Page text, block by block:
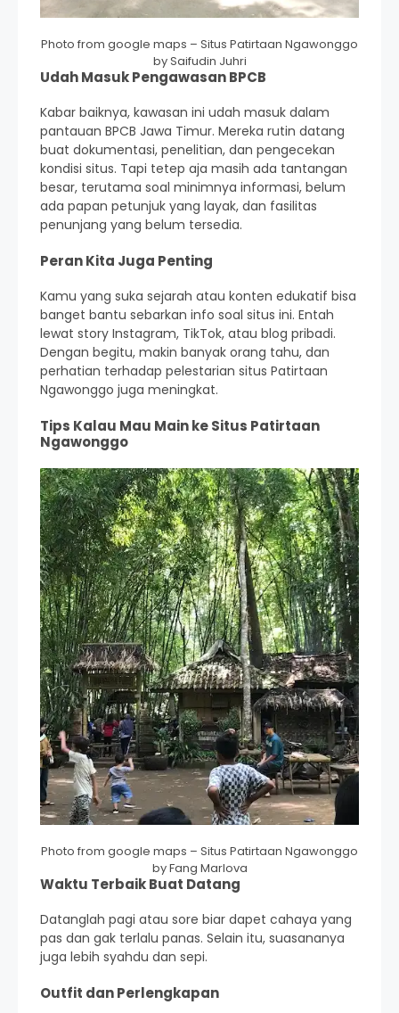
Photo from google maps – Situs Patirtaan Ngawonggo
by Saifudin Juhri
Udah Masuk Pengawasan BPCB
Kabar baiknya, kawasan ini udah masuk dalam
pantauan BPCB Jawa Timur. Mereka rutin datang
buat dokumentasi, penelitian, dan pengecekan
kondisi situs. Tapi tetep aja masih ada tantangan
besar, terutama soal minimnya informasi, belum
ada papan petunjuk yang layak, dan fasilitas
penunjang yang belum tersedia.
Peran Kita Juga Penting
Kamu yang suka sejarah atau konten edukatif bisa
banget bantu sebarkan info soal situs ini. Entah
lewat story Instagram, TikTok, atau blog pribadi.
Dengan begitu, makin banyak orang tahu, dan
perhatian terhadap pelestarian situs Patirtaan
Ngawonggo juga meningkat.
Tips Kalau Mau Main ke Situs Patirtaan
Ngawonggo
Photo from google maps – Situs Patirtaan Ngawonggo
by Fang Marlova
Waktu Terbaik Buat Datang
Datanglah pagi atau sore biar dapet cahaya yang
pas dan gak terlalu panas. Selain itu, suasananya
juga lebih syahdu dan sepi.
Outfit dan Perlengkapan